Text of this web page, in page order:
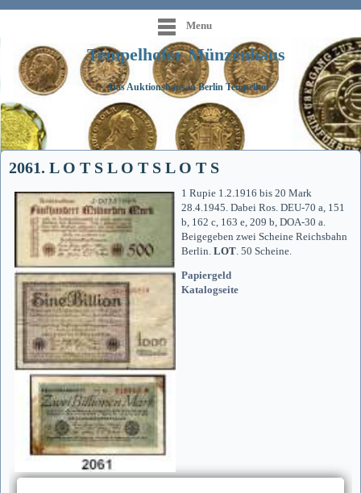
Menu
Tempelhofer Münzenhaus
Das Auktionshaus in Berlin Tempelhof
2061. L O T S L O T S L O T S
1 Rupie 1.2.1916 bis 20 Mark
28.4.1945. Dabei Ros. DEU-70 a, 151
b, 162 c, 163 e, 209 b, DOA-30 a.
Beigegeben zwei Scheine Reichsbahn
Berlin. LOT. 50 Scheine.
Papiergeld
Katalogseite